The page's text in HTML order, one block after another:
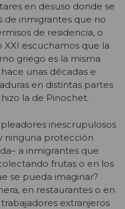
en desuso donde se
de inmigrantes que no
de residencia, o
XXI escuchamos que la
griego es la misma
unas décadas e
en distintas partes
la de Pinochet.
inescrupulosos
ninguna protección
a inmigrantes que
frutas o en los
se pueda imaginar?
en restaurantes o en
extranjeros